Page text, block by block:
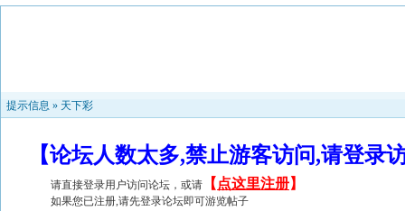
提示信息 » 天下彩
【论坛人数太多,禁止游客访问,请登
请直接登录用户访问论坛，或请 【 点这里注册】
如果您已注册,请先登录论坛即可游览帖子